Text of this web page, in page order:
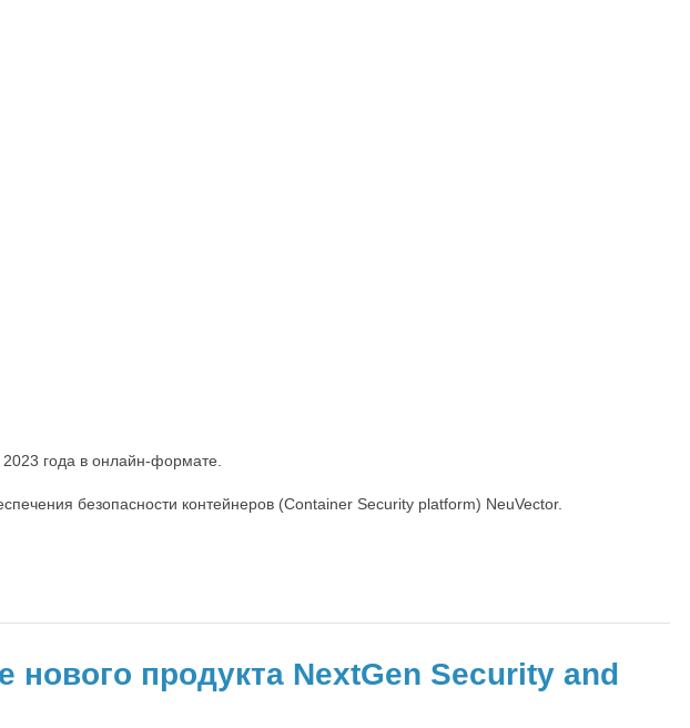
года в онлайн-формате.
безопасности контейнеров (Container Security platform) NeuVector.
продукта NextGen Security and